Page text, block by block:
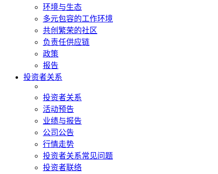
环境与生态
多元包容的工作环境
共创繁荣的社区
负责任供应链
政策
报告
投资者关系
投资者关系
活动预告
业绩与报告
公司公告
行情走势
投资者关系常见问题
投资者联络